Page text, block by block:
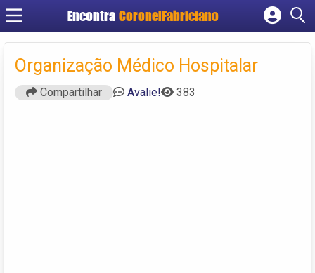
Encontra CoronelFabriciano
Cadastrar empresa
Criar conta
Organização Médico Hospitalar
Compartilhar Avalie! 383